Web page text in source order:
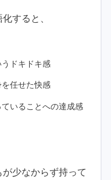
すると、
ドキドキ感
任せた快感
いることへの達成感
少なからず持って